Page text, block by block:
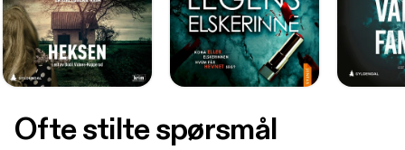
Ofte stilte spørsmål